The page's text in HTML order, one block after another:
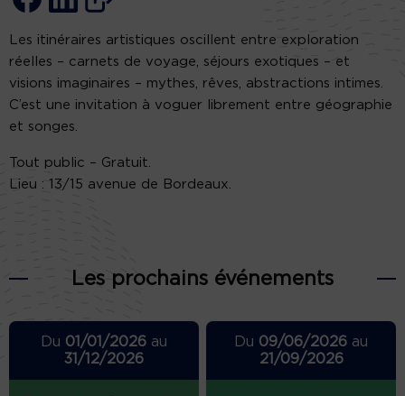
Les itinéraires artistiques oscillent entre exploration
réelles – carnets de voyage, séjours exotiques – et
visions imaginaires – mythes, rêves, abstractions intimes.
C’est une invitation à voguer librement entre géographie
et songes.
Tout public – Gratuit.
Lieu : 13/15 avenue de Bordeaux.
Les prochains événements
Du 01/01/2026au
31/12/2026
Du 09/06/2026 au
21/09/2026